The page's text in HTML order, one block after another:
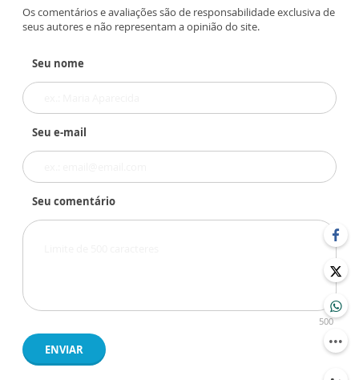
Os comentários e avaliações são de responsabilidade exclusiva de
seus autores e não representam a opinião do site.
Seu nome
Seu e-mail
Seu comentário
500
ENVIAR